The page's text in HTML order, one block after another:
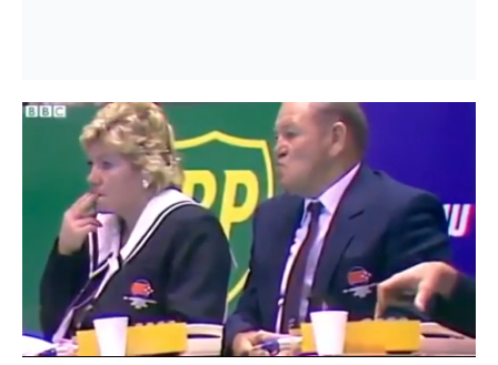
Sesi
Aç
Yüklendi
52.73%
Oynatma
Hızı